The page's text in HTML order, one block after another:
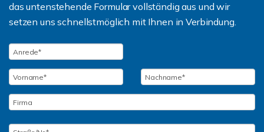
das untenstehende Formular vollständig aus und wir
setzen uns schnellstmöglich mit Ihnen in Verbindung.